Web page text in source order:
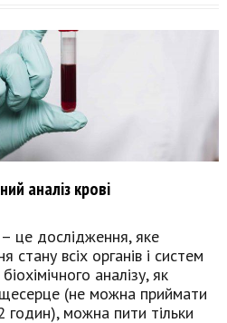
аналіз крові
– це дослідження, яке
стану всіх органів і систем
аналізу, як
(не можна приймати
годин), можна пити тільки